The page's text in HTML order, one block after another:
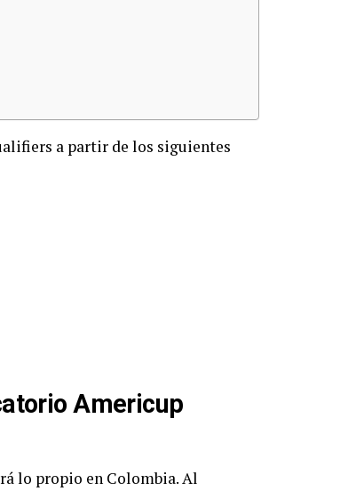
a partir de los siguientes
Americup
lo propio en Colombia. Al